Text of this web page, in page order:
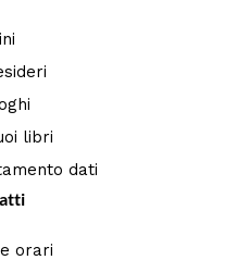
libri
dati
orari